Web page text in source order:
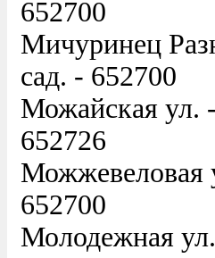
652700
Мичуринец
сад. - 652700
Можайская ул. -
652726
Можжевеловая
652700
Молодежная